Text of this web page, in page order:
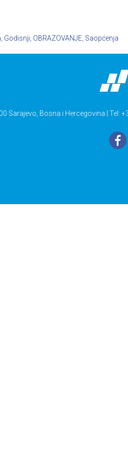
Godisnji OBRAZOVANJE Saopćenja
Sarajevo, Bosna i Hercegovina | Tel: